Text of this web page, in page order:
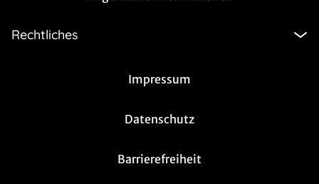
Rechtliches
Impressum
Datenschutz
Barrierefreiheit